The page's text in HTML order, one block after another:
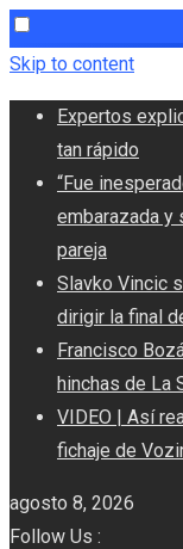
Skip to content
Expertos
tan rápido
“Fue
embarazada y
pareja
Slavko Vincic
dirigir la final
Francisco
hinchas de La
VIDEO | Así
fichaje de
agosto 8, 2026
Follow Us :